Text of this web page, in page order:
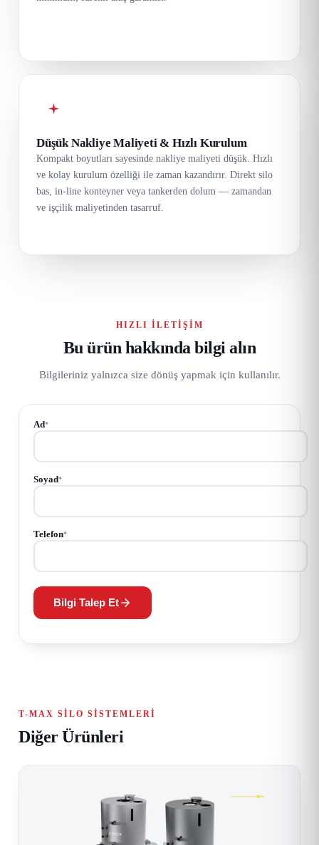
Düşük Nakliye Maliyeti & Hızlı Kurulum
Kompakt boyutları sayesinde nakliye maliyeti düşük. Hızlı
ve kolay kurulum özelliği ile zaman kazandırır. Direkt silo
bas, in-line konteyner veya tankerden dolum — zamandan
ve işçilik maliyetinden tasarruf.
HIZLI İLETIŞIM
Bu ürün hakkında bilgi alın
Bilgileriniz yalnızca size dönüş yapmak için kullanılır.
Ad*
Soyad*
Telefon*
Bilgi Talep Et
T-MAX SILO SISTEMLERI
Diğer Ürünleri